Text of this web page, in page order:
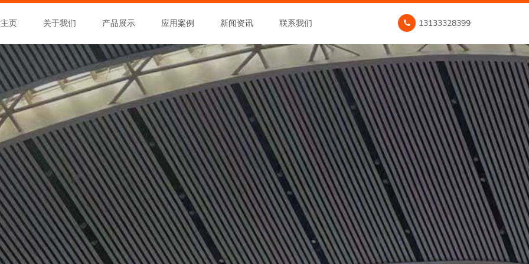
页 关于我们 产品展示 应用案例 新闻资讯 联系我们 13133328399